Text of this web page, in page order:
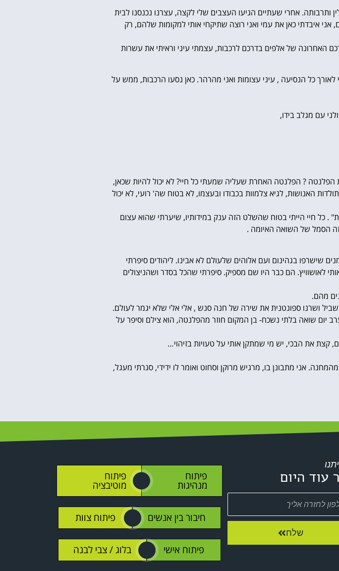
ותרבותה. אחרי שעתיים הגיעו העצבים שלי לקצה, עצרנו נכנסנו לבית
אני איבדתי כאן את עמי ואני רוצה שתיקחי אותי למקומות שלהם, רק
האחרונה של אלפים בדרכם לרכבות, עצמתי עיני וראיתי את עשרות
כל הנסיעה , עיני עצומות ואני מהרהר. כאן נסעו הרכבות, ממש על
עם מגלב בידו,
? הפלנטה האחרת שעליה שמעתי כל חיי? לא יכול להיות שכאן,
האנושות, לגיא צלמוות בכבודו ובעצמו, לא בטוח שה' רועי, לא יכול
. כל חיי הייתי בטוח שהשלט הזה ענק במידותיו, שיערתי שהוא עצום
הסמל של השואה האיומה .
שישרפו בגהינום ועם אלוהים שלעולם לא אבינו. ליהודים סיפרתי
לאושוויץ. הם כבר היו שם מספיק. סיפרתי שהכל בסדר ושהניצולים
מהם.
ושרנו ספונטנית את שירה של חנה סנש , אלי אלי שלא יגמר לעולם.
יום שואה בלתי נשכח- בן המקום חוזר מהפלנטה, הוא צילם וסיפר על
את הבכי, יש מי שמתקן אותי על טעויות בזיהוי…
אני מתבונן בו, מרגיש מרוקן וסחוט ואומר לו ידידי, סגרתי מעגל,
עוד היום
שלח
פיתוח
מנהיגות
פיתוח
מוטיבציה
חיבור בין אנשים פיתוח צוות
פיתוח אישי בלוג / צבי לבנה